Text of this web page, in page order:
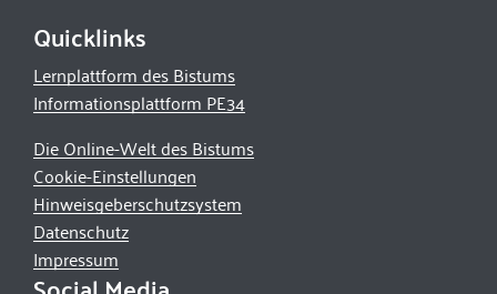
Quicklinks
Lernplattform des Bistums
Informationsplattform PE34
Die Online-Welt des Bistums
Cookie-Einstellungen
Hinweisgeberschutzsystem
Datenschutz
Impressum